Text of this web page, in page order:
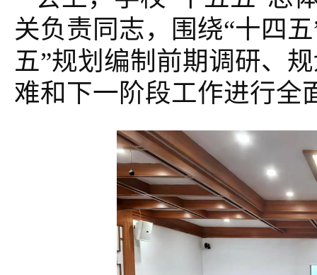
关负责同志，围绕“十四
五”规划编制前期调研、
难和下一阶段工作进行全